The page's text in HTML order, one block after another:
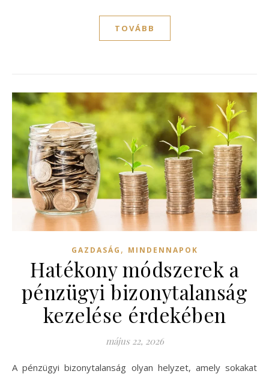
TOVÁBB
GAZDASÁG , MINDENNAPOK
Hatékony módszerek a
pénzügyi bizonytalanság
kezelése érdekében
május 22, 2026
A pénzügyi bizonytalanság olyan helyzet, amely sokakat